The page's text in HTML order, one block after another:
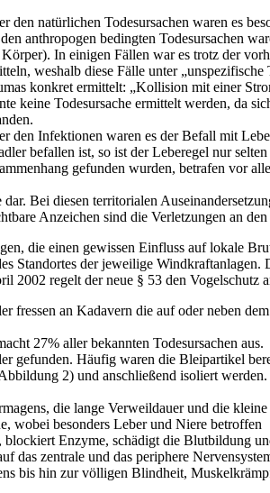
den natürlichen Todesursachen waren es
anthropogen bedingten Todesursachen
In einigen Fällen war es trotz der
weshalb diese Fälle unter
konkret ermittelt: „Kollision mit einer
keine Todesursache ermittelt werden, da
den Infektionen waren es der Befall mit
befallen ist, so ist der Leberegel nur
gefunden wurden, betrafen vor
Bei diesen territorialen
Anzeichen sind die Verletzungen an den
die einen gewissen Einfluss auf lokale
Standortes der jeweilige
2002 regelt der neue § 53 den Vogelschutz
fressen an Kadavern die auf oder neben dem
27% aller bekannten Todesursachen aus.
gefunden. Häufig waren die Bleipartikel
2) und anschließend isoliert werden.
die lange Verweildauer und die kleine
wobei besonders Leber und Niere betroffen
Enzyme, schädigt die Blutbildung
das zentrale und das periphere
bis hin zur völligen Blindheit,